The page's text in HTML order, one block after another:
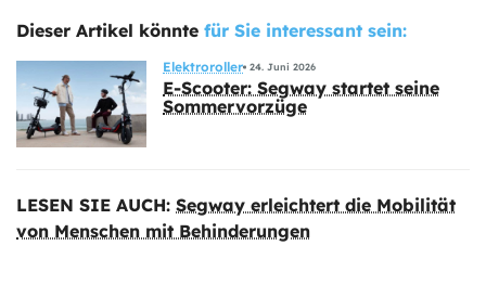
Dieser Artikel könnte für Sie interessant sein:
Elektroroller 24. Juni 2026
E-Scooter: Segway startet seine
Sommervorzüge
LESEN SIE AUCH: Segway erleichtert die Mobilität
von Menschen mit Behinderungen